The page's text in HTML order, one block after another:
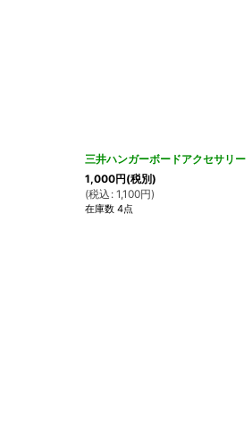
三井ハンガーボードアクセサ
1,000円(税別)
(税込 : 1,100円)
在庫数 4点